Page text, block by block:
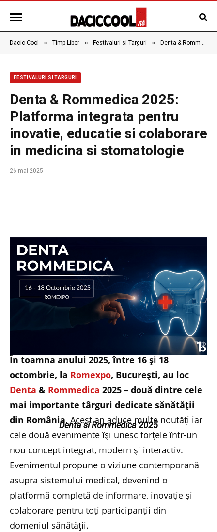
Dacic Cool » Timp Liber » Festivaluri si Targuri » Denta & Rommedica 2025: Platforma integrata pentru inovatie, educatie si colaborare in medicina si stomatologie
FESTIVALURI SI TARGURI
Denta & Rommedica 2025:
Platforma integrata pentru
inovatie, educatie si colaborare
in medicina si stomatologie
26 mai 2025
Denta si Rommedica 2025
În toamna anului 2025, între 16 și 18
octombrie, la Romexpo, București, au loc
Denta & Rommedica 2025 – două dintre cele
mai importante târguri dedicate sănătății
din România. Acest an aduce multe noutăți iar
cele două evenimente își unesc forțele într-un
nou concept integrat, modern și interactiv.
Evenimentul propune o viziune contemporană
asupra sistemului medical, devenind o
platformă completă de informare, inovație și
colaborare pentru toți participanții din
domeniul sănătății.